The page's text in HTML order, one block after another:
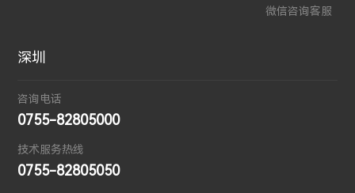
微信咨询客服
深圳
咨询电话
0755-82805000
技术服务热线
0755-82805050